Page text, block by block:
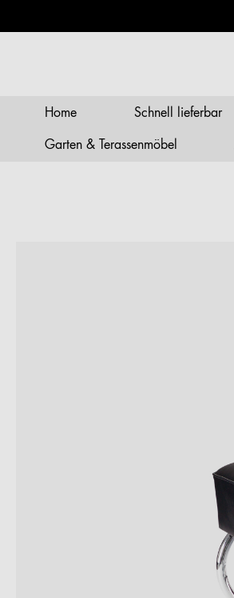
Home Schnell lieferbar
Garten & Terassenmöbel